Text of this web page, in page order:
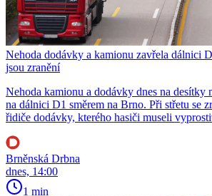
Nehoda dodávky a kamionu zavřela dálnici
jsou zranění
Nehoda kamionu a dodávky dnes na desítky
na dálnici D1 směrem na Brno. Při střetu se
řidiče dodávky, kterého hasiči museli
Brněnská Drbna
dnes, 14:00
1 min